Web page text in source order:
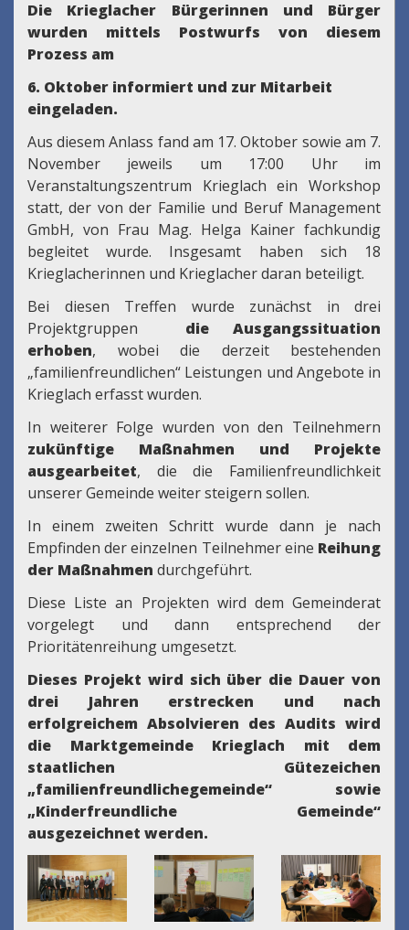
Die Krieglacher Bürgerinnen und Bürger
wurden mittels Postwurfs von diesem
Prozess am
6. Oktober informiert und zur Mitarbeit
eingeladen.
Aus diesem Anlass fand am 17. Oktober sowie am 7.
November jeweils um 17:00 Uhr im
Veranstaltungszentrum Krieglach ein Workshop
statt, der von der Familie und Beruf Management
GmbH, von Frau Mag. Helga Kainer fachkundig
begleitet wurde. Insgesamt haben sich 18
Krieglacherinnen und Krieglacher daran beteiligt.
Bei diesen Treffen wurde zunächst in drei
Projektgruppen die Ausgangssituation
erhoben, wobei die derzeit bestehenden
„familienfreundlichen“ Leistungen und Angebote in
Krieglach erfasst wurden.
In weiterer Folge wurden von den Teilnehmern
zukünftige Maßnahmen und Projekte
ausgearbeitet, die die Familienfreundlichkeit
unserer Gemeinde weiter steigern sollen.
In einem zweiten Schritt wurde dann je nach
Empfinden der einzelnen Teilnehmer eine Reihung
der Maßnahmen durchgeführt.
Diese Liste an Projekten wird dem Gemeinderat
vorgelegt und dann entsprechend der
Prioritätenreihung umgesetzt.
Dieses Projekt wird sich über die Dauer von
drei Jahren erstrecken und nach
erfolgreichem Absolvieren des Audits wird
die Marktgemeinde Krieglach mit dem
staatlichen Gütezeichen
„familienfreundlichegemeinde“ sowie
„Kinderfreundliche Gemeinde“
ausgezeichnet werden.